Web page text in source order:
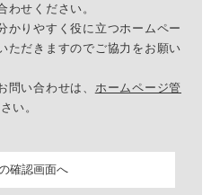
わせください。
りやすく役に立つホームペー
ただきますのでご協力をお願い
い合わせは、 ホームページ管
い。